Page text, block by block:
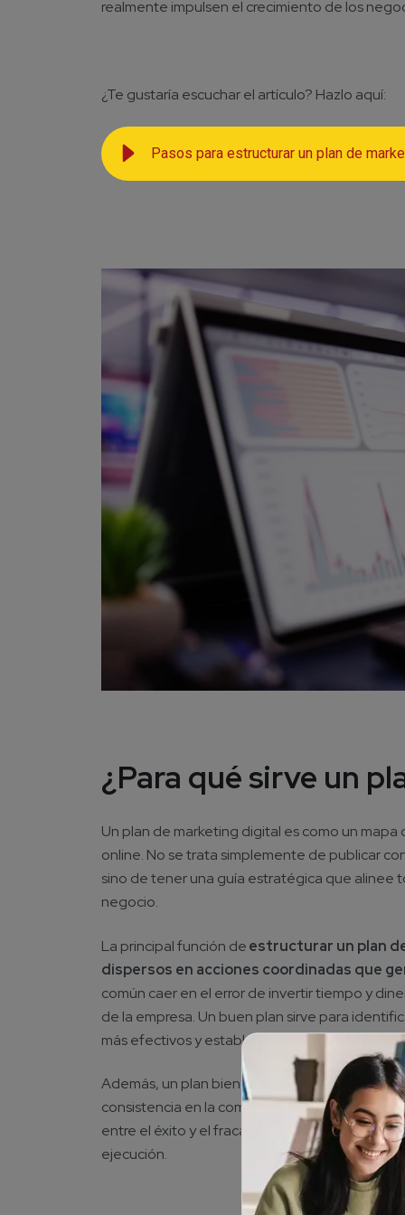
realmente impulsen el crecimiento de los
¿Te gustaría escuchar el artículo? Hazlo aquí:
Pasos para estructurar un plan de
¿Para qué sirve un
Un plan de marketing digital es como un
online. No se trata simplemente de publicar
sino de tener una guía estratégica que alinee
negocio.
La principal función deestructurar un plan
dispersos en acciones coordinadas que
común caer en el error de invertir tiempo y
de la empresa. Un buen plan sirve para
más efectivos y establecer métricas de
Además, un plan bien elaborado permite
consistencia en la comunicación de la marca.
entre el éxito y el fracaso en el marketing
ejecución.